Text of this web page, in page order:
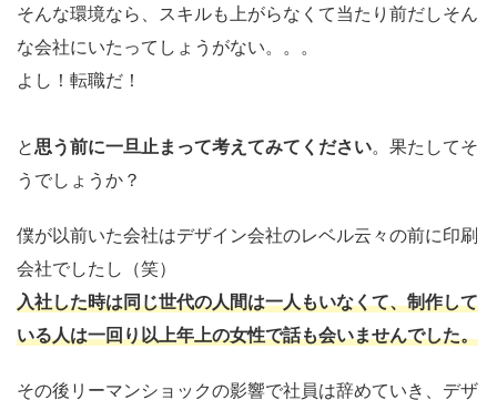
そんな環境なら、スキルも上がらなくて当たり前だしそん
な会社にいたってしょうがない。。。
よし！転職だ！
と思う前に一旦止まって考えてみてください。果たしてそ
うでしょうか？
僕が以前いた会社はデザイン会社のレベル云々の前に印刷
会社でしたし（笑）
入社した時は同じ世代の人間は一人もいなくて、制作して
いる人は一回り以上年上の女性で話も会いませんでした。
その後リーマンショックの影響で社員は辞めていき、デザ